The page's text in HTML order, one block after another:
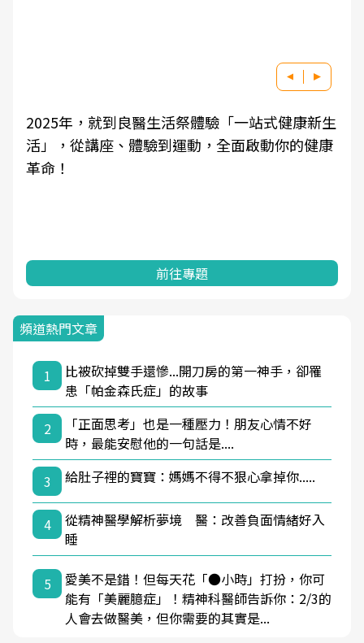
2025年，就到良醫生活祭體驗「一站式健康新生
活」，從講座、體驗到運動，全面啟動你的健康
革命！
前往專題
頻道熱門文章
1
比被砍掉雙手還慘...開刀房的第一神手，卻罹
患「帕金森氏症」的故事
2
「正面思考」也是一種壓力！朋友心情不好
時，最能安慰他的一句話是....
3
給肚子裡的寶寶：媽媽不得不狠心拿掉你.....
4
從精神醫學解析夢境 醫：改善負面情緒好入
睡
5
愛美不是錯！但每天花「●小時」打扮，你可
能有「美麗臆症」！精神科醫師告訴你：2/3的
人會去做醫美，但你需要的其實是...